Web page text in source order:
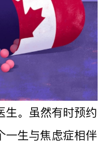
生。虽然有时预约
一生与焦虑症相伴